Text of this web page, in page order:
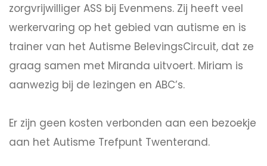
zorgvrijwilliger ASS bij Evenmens. Zij heeft veel
werkervaring op het gebied van autisme en is
trainer van het Autisme BelevingsCircuit, dat ze
graag samen met Miranda uitvoert. Miriam is
aanwezig bij de lezingen en ABC’s.
Er zijn geen kosten verbonden aan een bezoekje
aan het Autisme Trefpunt Twenterand.